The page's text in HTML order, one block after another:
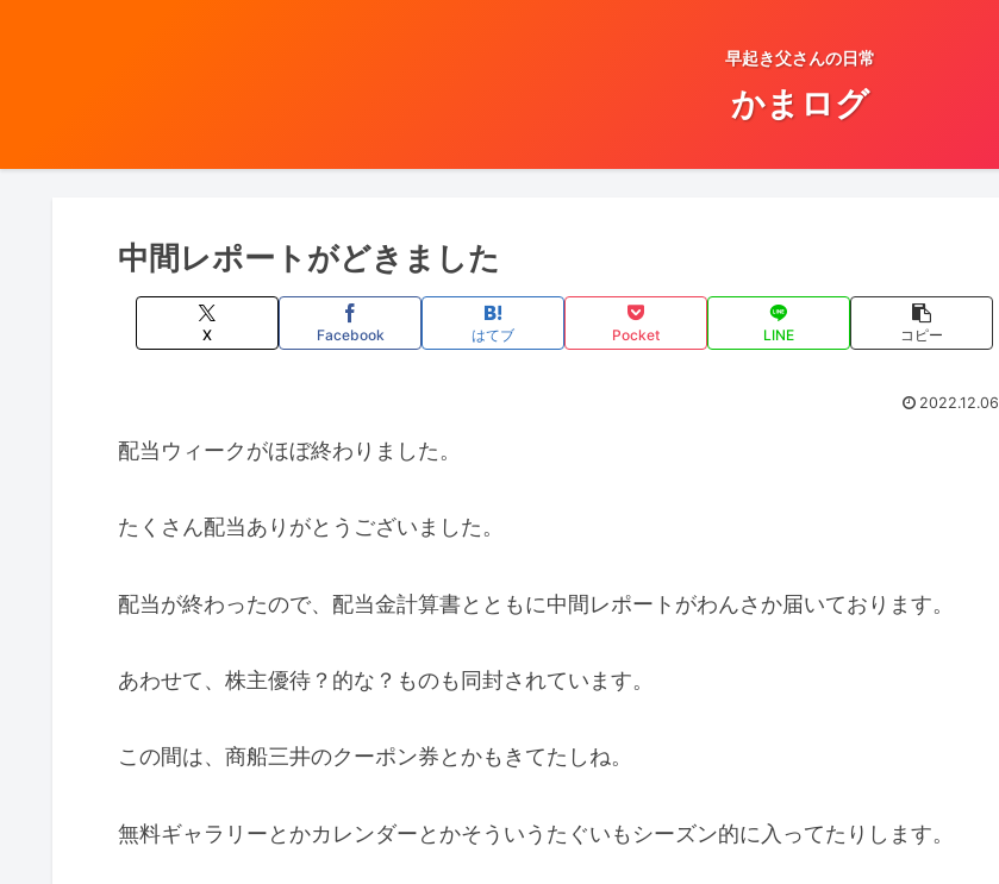
早起き父さんの日常
かまログ
中間レポートがどきました
X Facebook はてブ Pocket LINE コピー
2022.12.06
配当ウィークがほぼ終わりました。
たくさん配当ありがとうございました。
配当が終わったので、配当金計算書とともに中間レポートがわんさか届いております。
あわせて、株主優待？的な？ものも同封されています。
この間は、商船三井のクーポン券とかもきてたしね。
無料ギャラリーとかカレンダーとかそういうたぐいもシーズン的に入ってたりします。